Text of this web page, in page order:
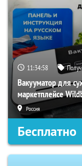
11:34:57
Вакууматор для
маркетплейсе
Россия
Бесплатно